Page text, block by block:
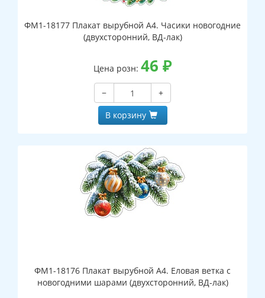
ФМ1-18177 Плакат вырубной А4. Часики новогодние
(двухсторонний, ВД-лак)
Цена розн: 46 ₽
−
+
В корзину
ФМ1-18176 Плакат вырубной А4. Еловая ветка с
новогодними шарами (двухсторонний, ВД-лак)